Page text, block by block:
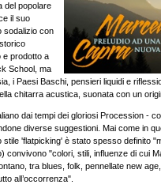
del popolare
il suo
sodalizio con
e prodotto a
School, ma
i Paesi Baschi, pensieri liquidi e
chitarra acustica, suonata con un
dai tempi dei gloriosi Procession -
diverse suggestioni. Mai come in
'flatpicking' è stato spesso definito
convivono "colori, stili, influenze di cui
tra blues, folk, pennellate new
all’occorrenza".